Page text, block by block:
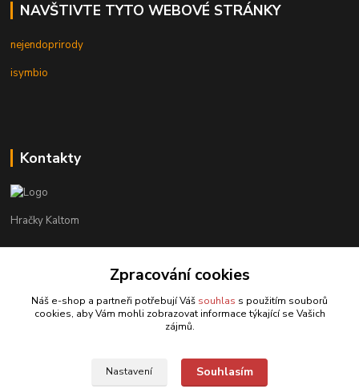
NAVŠTIVTE TYTO WEBOVÉ STRÁNKY
nejendoprirody
isymbio
Kontakty
Hračky Kaltom
+420 777 538 008
hrackykaltom@gmail.com
Zpracování cookies
Náš e-shop a partneři potřebují Váš souhlas s použitím souborů
cookies, aby Vám mohli zobrazovat informace týkající se Vašich
zájmů.
Nastavení Souhlasím